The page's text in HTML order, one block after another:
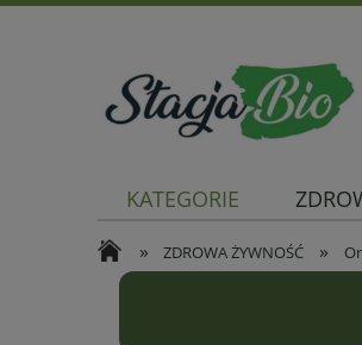
KATEGORIE
» ZDROWA ŻYWNOŚĆ »